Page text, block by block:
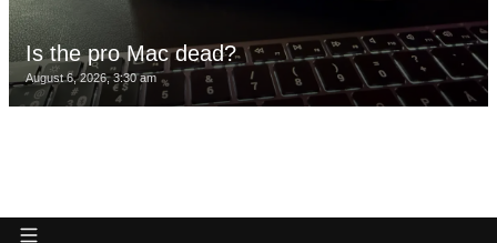
Is the pro Mac dead?
August 6, 2026, 3:30 am